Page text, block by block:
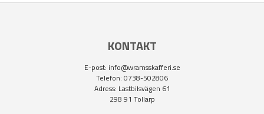
KONTAKT
E-post: info@wramsskafferi.se
Telefon: 0738-502806
Adress: Lastbilsvägen 61
298 91 Tollarp